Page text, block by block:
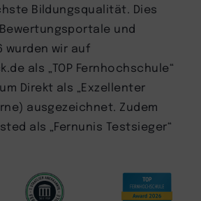
Bildungsqualität. Dies
und
wurden wir auf
als „TOP Fernhochschule“
Direkt als „Exzellenter
ausgezeichnet. Zudem
als „Fernunis Testsieger“